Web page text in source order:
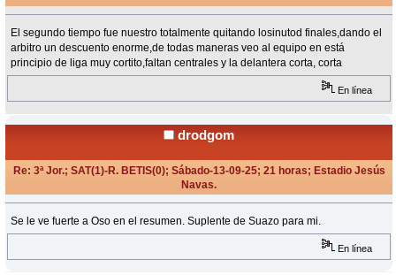
El segundo tiempo fue nuestro totalmente quitando losinutod finales,dando el
arbitro un descuento enorme,de todas maneras veo al equipo en está
principio de liga muy cortito,faltan centrales y la delantera corta, corta
En línea
drodgom
Re: 3ª Jor.; SAT(1)-R. BETIS(0); Sábado-13-09-25; 21 horas; Estadio Jesús
Navas.
Se le ve fuerte a Oso en el resumen. Suplente de Suazo para mi.
En línea